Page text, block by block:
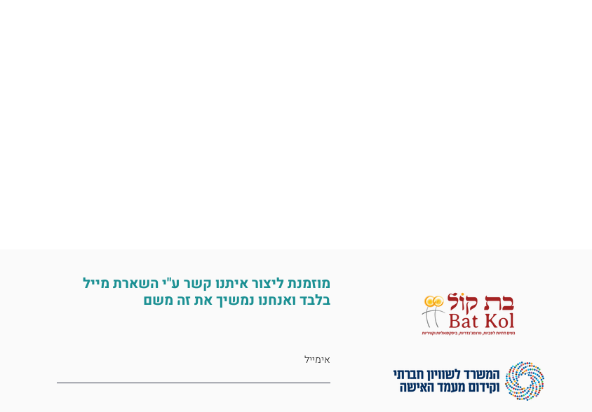
מוזמנת ליצור איתנו קשר ע"י השארת מייל
בלבד ואנחנו נמשיך את זה משם